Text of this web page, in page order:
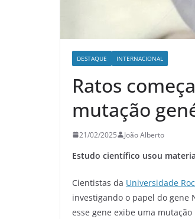
DESTAQUE INTERNACIONAL
Ratos
mutação
21/02/2025 João Alberto
Estudo científico usou
Cientistas da Universidade
investigando o papel do gene
esse gene exibe uma mutação